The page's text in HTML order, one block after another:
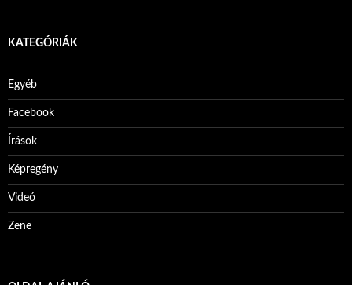
KATEGÓRIÁK
Egyéb
Facebook
Írások
Képregény
Videó
Zene